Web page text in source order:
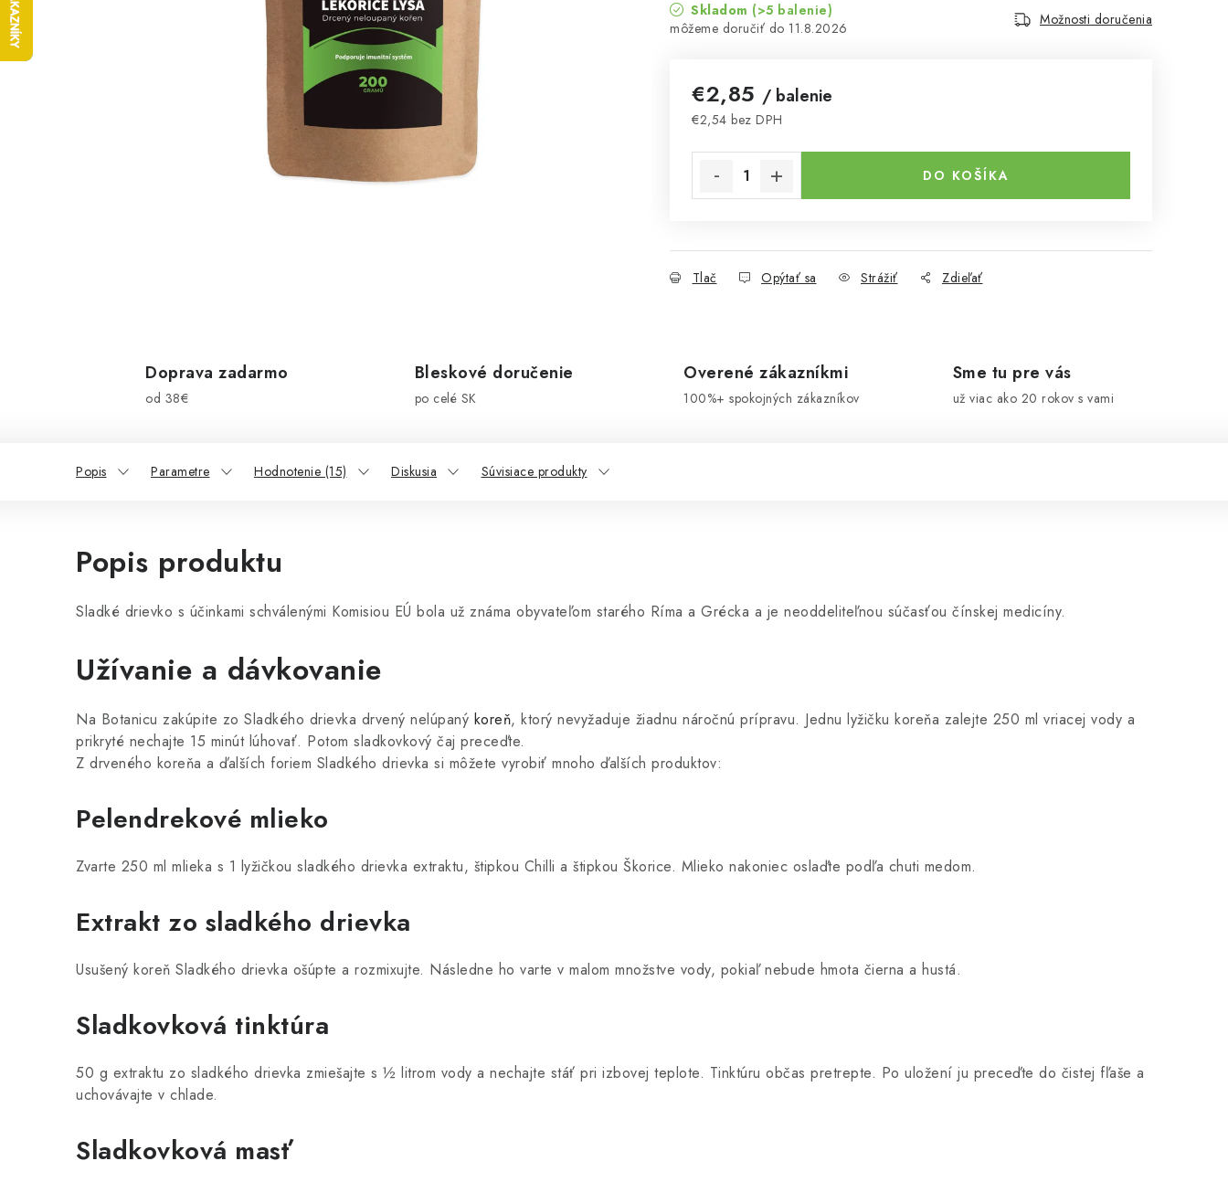
Skladom (>5 balenie)
11.8.2026
Možnosti doručenia
€2,85 / balenie
€2,54 bez DPH
DO KOŠÍKA
Tlač Opýtať sa Strážiť Zdieľať
Doprava zadarmo
od 38€
Bleskové doručenie
po celé SK
Overené zákazníkmi
100%+ spokojných zákazníkov
Sme tu pre vás
už viac ako 20 rokov s vami
Popis Parametre Hodnotenie (15) Diskusia Súvisiace produkty
Popis produktu
Sladké drievko s účinkami schválenými Komisiou EÚ bola už známa obyvateľom starého Ríma a Grécka a je neoddeliteľnou súčasťou čínskej medicíny.
Užívanie a dávkovanie
Na Botanicu zakúpite zo Sladkého drievka drvený nelúpaný koreň, ktorý nevyžaduje žiadnu náročnú prípravu. Jednu lyžičku koreňa zalejte 250 ml vriacej vody a
prikryté nechajte 15 minút lúhovať. Potom sladkovkový čaj preceďte.
Z drveného koreňa a ďalších foriem Sladkého drievka si môžete vyrobiť mnoho ďalších produktov:
Pelendrekové mlieko
Zvarte 250 ml mlieka s 1 lyžičkou sladkého drievka extraktu, štipkou Chilli a štipkou Škorice. Mlieko nakoniec oslaďte podľa chuti medom.
Extrakt zo sladkého drievka
Usušený koreň Sladkého drievka ošúpte a rozmixujte. Následne ho varte v malom množstve vody, pokiaľ nebude hmota čierna a hustá.
Sladkovková tinktúra
50 g extraktu zo sladkého drievka zmiešajte s ½ litrom vody a nechajte stáť pri izbovej teplote. Tinktúru občas pretrepte. Po uložení ju preceďte do čistej fľaše a
uchovávajte v chlade.
Sladkovková masť